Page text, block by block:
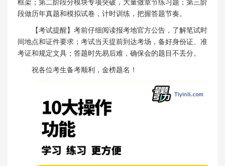
框架；第二阶段分模块专项突破，大量做章节练习题；第三阶
段做历年真题和模拟试卷，计时训练，把握答题节奏。
【考试提醒】考前仔细阅读报考地官方公告，了解笔试时
间地点和证件要求；考试当天提前到达考场，备好身份证、准
考证和规定文具；答题时先易后难，确保会的题目不丢分。
祝各位考生备考顺利，金榜题名！